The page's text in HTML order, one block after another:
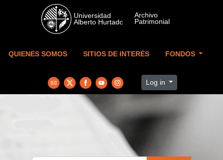
Skip to main content
QUIENES SOMOS SITIOS DE INTERÉS FONDOS
Log in